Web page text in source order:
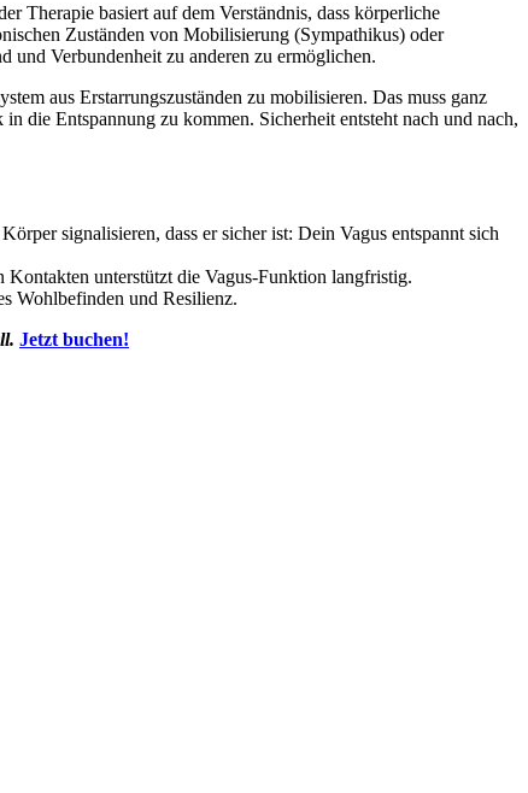
Therapie basiert auf dem Verständnis, dass körperliche
Zuständen von Mobilisierung (Sympathikus) oder
und Verbundenheit zu anderen zu ermöglichen.
aus Erstarrungszuständen zu mobilisieren. Das muss ganz
die Entspannung zu kommen. Sicherheit entsteht nach und nach,
signalisieren, dass er sicher ist: Dein Vagus entspannt sich
Kontakten unterstützt die Vagus-Funktion langfristig.
Wohlbefinden und Resilienz.
Jetzt buchen!